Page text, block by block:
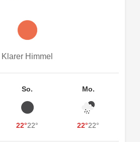
Klarer Himmel
So.
22°22°
Mo.
22°22°